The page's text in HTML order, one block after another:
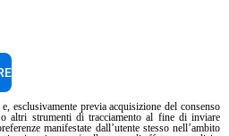
esclusivamente previa acquisizione del consenso
altri strumenti di tracciamento al fine di inviare
manifestate dall’utente stesso nell’ambito